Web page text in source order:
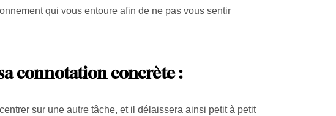
qui vous entoure afin de ne pas vous sentir
connotation concrète :
sur une autre tâche, et il délaissera ainsi petit à petit